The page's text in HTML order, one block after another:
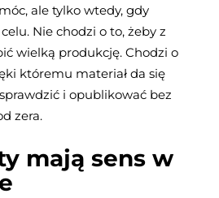
ale tylko wtedy, gdy
Nie chodzi o to, żeby z
wielką produkcję. Chodzi o
któremu materiał da się
i opublikować bez
zera.
mają sens w